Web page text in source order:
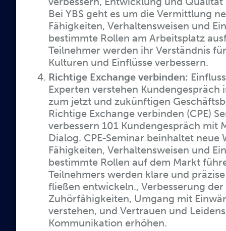
Bei YBS geht es um die Vermittlung
Fähigkeiten, Verhaltensweisen und
bestimmte Rollen am Arbeitsplatz
Teilnehmer werden ihr Verständnis
Kulturen und Einflüsse verbessern.
Richtige Exchange verbinden:
Experten verstehen Kundengespräch
zum jetzt und zukünftigen
Richtige Exchange verbinden (CPE)
verbessern 101 Kundengespräch mit
Dialog. CPE-Seminar beinhaltet neue
Fähigkeiten, Verhaltensweisen und
bestimmte Rollen auf dem Markt
Teilnehmers werden klare und
fließen entwickeln., Verbesserung
Zuhörfähigkeiten, Umgang mit
verstehen, und Vertrauen und
Kommunikation erhöhen.